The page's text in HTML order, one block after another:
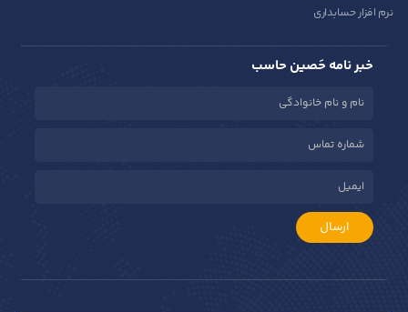
نرم افزار حسابداری
خبر نامه حَصین حاسب
ارسال